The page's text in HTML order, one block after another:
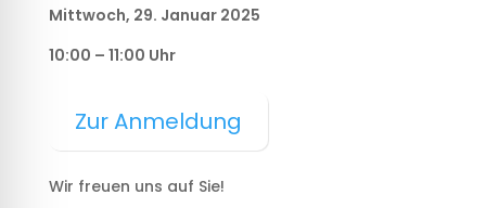
Mittwoch, 29. Januar 2025
10:00 – 11:00 Uhr
Zur Anmeldung
Wir freuen uns auf Sie!